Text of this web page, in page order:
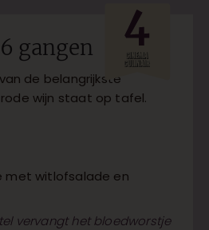
gangen
de belangrijkste
wijn staat op tafel.
met witlofsalade en
vervangt het bloedworstje